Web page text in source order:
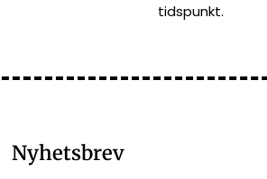
tidspunkt.
Nyhetsbrev